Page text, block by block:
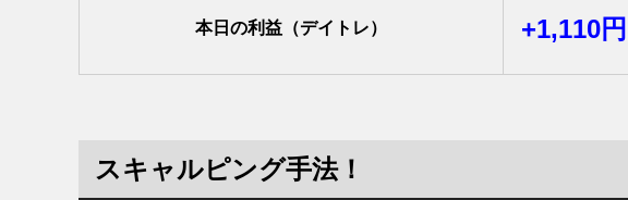
本日の利益（デイトレ） +1,110円
スキャルピング手法！